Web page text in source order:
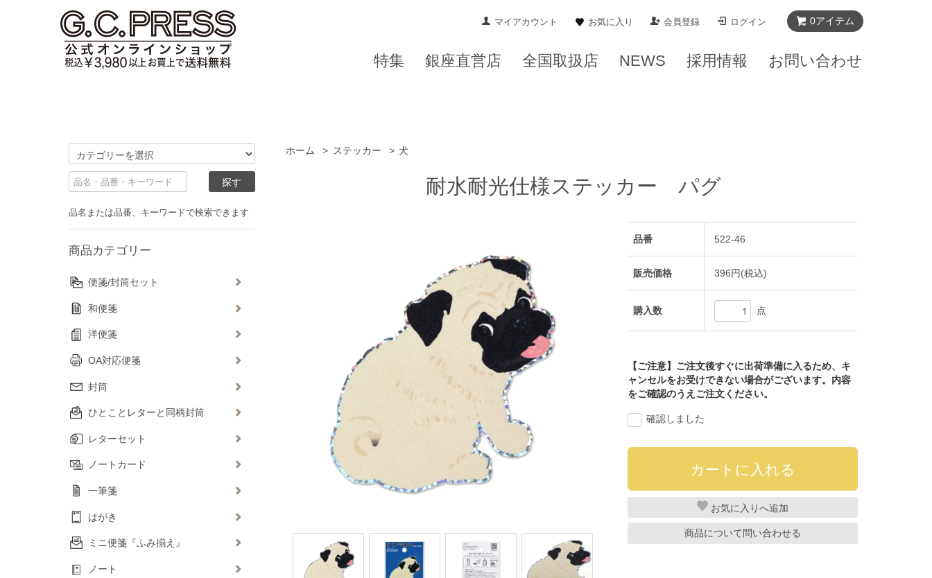
ホーム > ステッカー > 犬
耐水耐光仕様ステッカー パグ
品番 522-46
販売価格 396円(税込)
購入数 点
【ご注意】ご注文後すぐに出荷準備に入るため、キ
ャンセルをお受けできない場合がございます。内容
をご確認のうえご注文ください。
確認しました
お気に入り
商品について問い合わせる
品名または品番、キーワードで検索できます
商品カテゴリー
便箋/封筒セット
和便箋
洋便箋
OA対応便箋
封筒
ひとことレターと同柄封筒
レターセット
ノートカード
一筆箋
はがき
ミニ便箋『ふみ揃え』
ノート
0アイテム
マイアカウント お気に入り 会員登録 ログイン
特集 銀座直営店 全国取扱店 NEWS 採用情報 お問い合わせ